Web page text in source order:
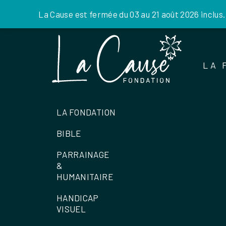
La Cause est fermée du 03 au 21 août 2026
LA
LA FONDATION
BIBLE
PARRAINAGE
&
HUMANITAIRE
HANDICAP
VISUEL